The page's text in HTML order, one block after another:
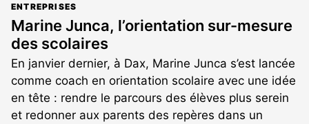
ENTREPRISES
Marine Junca, l’orientation sur-mesure
des scolaires
En janvier dernier, à Dax, Marine Junca s’est lancée
comme coach en orientation scolaire avec une idée
en tête : rendre le parcours des élèves plus serein
et redonner aux parents des repères dans un